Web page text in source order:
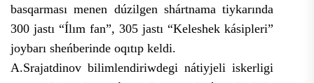
basqarması menen dúzilgen shártnama tiykarında
300 jastı “Ílım fan”, 305 jastı “Keleshek kásipleri”
joybarı sheńberinde oqıtıp keldi.
A.Srajatdinov bilimlendiriwdegi nátiyjeli iskerligi